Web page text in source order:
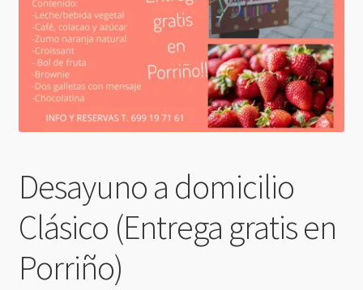
Desayuno a domicilio
Clásico (Entrega gratis en
Porriño)